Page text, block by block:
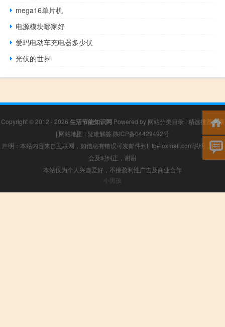
mega16单片机
电源模块哪家好
爱玛电动车充电器多少伏
光伏的世界
Copyright © 2012 - 2026 生活节能知识网 Powered by 网站分类目录 | 精选推荐文章
| 网站地图 | 疑难解答 陕ICP备04429492号
声明：本站内容来自互联网，如信息有错误可发邮件到f_fb#foxmail.com说明，我们
会及时纠正，谢谢
本站仅为个人兴趣爱好，不接盈利性广告及商业合作
小男孩